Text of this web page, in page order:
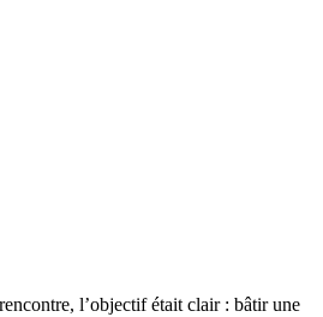
l’objectif était clair : bâtir une